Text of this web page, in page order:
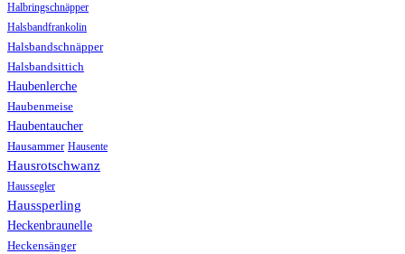
Halbringschnäpper
Halsbandfrankolin
Halsbandschnäpper
Halsbandsittich
Haubenlerche
Haubenmeise
Haubentaucher
Hausammer Hausente
Hausrotschwanz
Haussegler
Haussperling
Heckenbraunelle
Heckensänger